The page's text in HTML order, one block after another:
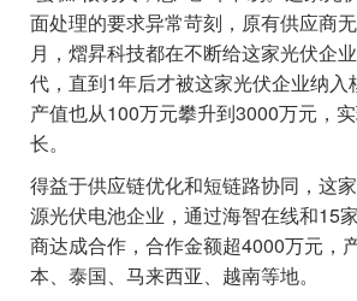
面处理的要求异常苛刻，原有供应商
月，熠昇科技都在不断给这家光伏企
代，直到1年后才被这家光伏企业纳入
产值也从100万元攀升到3000万元，
长。
得益于供应链优化和短链路协同，这
源光伏电池企业，通过海智在线和15
商达成合作，合作金额超4000万元，
本、泰国、马来西亚、越南等地。